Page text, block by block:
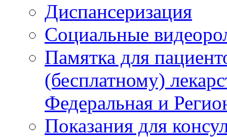
Диспансеризация
Социальные
Памятка для
(бесплатному)
Федеральная и
Показания для